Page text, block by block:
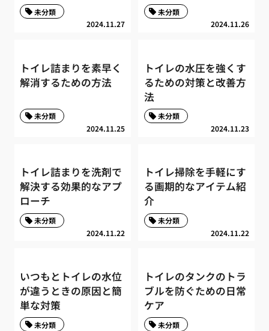
2024.11.27
未分類
2024.11.26
未分類
トイレ詰まりを素早く
解消するための方法
2024.11.25
未分類
トイレの水圧を強くす
るための対策と改善方
法
2024.11.23
未分類
トイレ詰まりを洗剤で
解決する効果的なアプ
ローチ
2024.11.22
未分類
トイレ掃除を手軽にす
る画期的なアイテム紹
介
2024.11.22
未分類
いつもとトイレの水位
が違うときの原因と簡
単な対策
未分類
トイレのタンクのトラ
ブルを防ぐための日常
ケア
未分類